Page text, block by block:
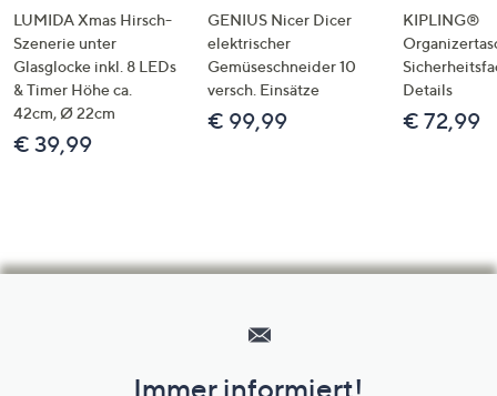
LUMIDA Xmas Hirsch-
Szenerie unter
Glasglocke inkl. 8 LEDs
& Timer Höhe ca.
42cm, Ø 22cm
€ 39,99
GENIUS Nicer Dicer
elektrischer
Gemüseschneider 10
versch. Einsätze
€ 99,99
KIPLING®
Details
€ 72,99
Immer informiert!